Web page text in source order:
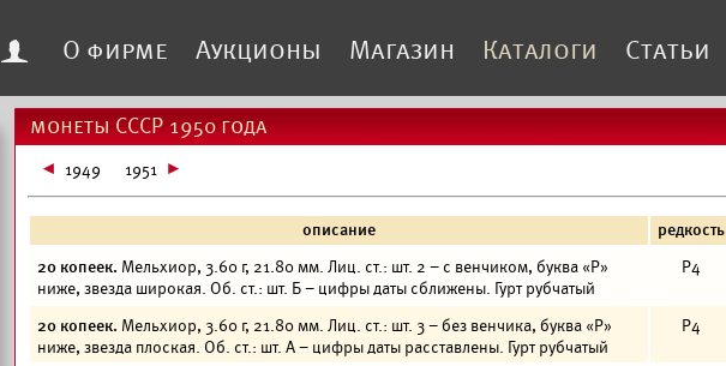
f О фирме Аукционы Магазин Каталоги Статьи
монеты СССР 1950 года
1949 1951
описание редкость
20 копеек. Мельхиор, 3.60 г, 21.80 мм. Лиц. ст.: шт. 2 – с венчиком, буква «Р»
ниже, звезда широкая. Об. ст.: шт. Б – цифры даты сближены. Гурт рубчатый
Р4
20 копеек. Мельхиор, 3.60 г, 21.80 мм. Лиц. ст.: шт. 3 – без венчика, буква «Р»
ниже, звезда плоская. Об. ст.: шт. А – цифры даты расставлены. Гурт рубчатый
Р4